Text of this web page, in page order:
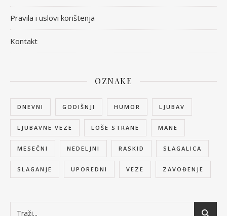
Pravila i uslovi korištenja
Kontakt
OZNAKE
DNEVNI GODIŠNJI HUMOR LJUBAV
LJUBAVNE VEZE LOŠE STRANE MANE
MESEČNI NEDELJNI RASKID SLAGALICA
SLAGANJE UPOREDNI VEZE ZAVOĐENJE